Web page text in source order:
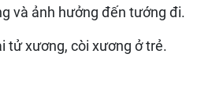
và ảnh hưởng đến tướng đi.
tử xương, còi xương ở trẻ.